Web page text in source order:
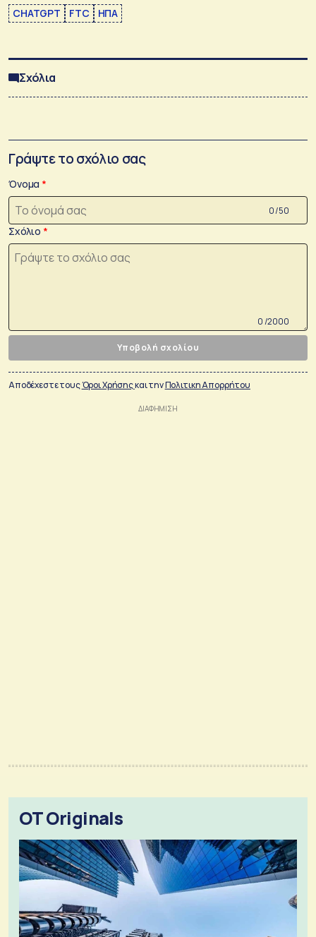
CHATGPT FTC ΗΠΑ
Σχόλια
Γράψτε το σχόλιο σας
Όνομα
0 /50
Σχόλιο
0 /2000
Υποβολή σχολίου
Αποδέχεστε τουςΌροι Χρήσηςκαι τηνΠολιτικη Απορρήτου
OT Originals